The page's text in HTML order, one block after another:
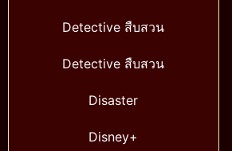
Detective สืบสวน
Detective สืบสวน
Disaster
Disney+